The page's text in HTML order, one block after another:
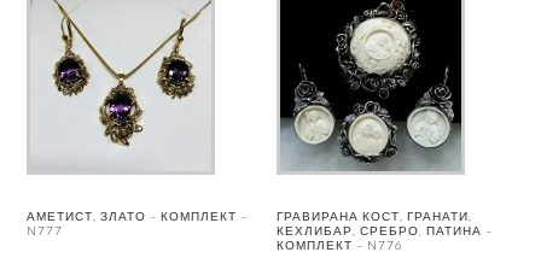
АМЕТИСТ, ЗЛАТО – КОМПЛЕКТ –
N777
ГРАВИРАНА КОСТ, ГРАНАТИ,
КЕХЛИБАР, СРЕБРО, ПАТИНА –
КОМПЛЕКТ – N776